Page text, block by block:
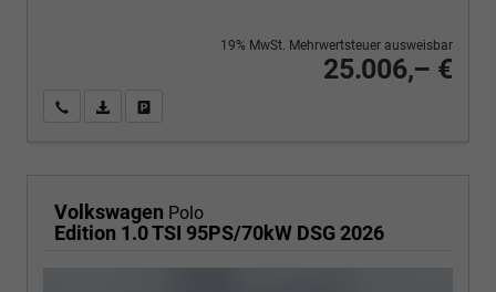
25.006,– €
19% MwSt. Mehrwertsteuer ausweisbar
Wir rufen Sie anPDF-Fahrzeugexposé drucken
Volkswagen Polo
Edition 1.0 TSI 95PS/70kW DSG 2026